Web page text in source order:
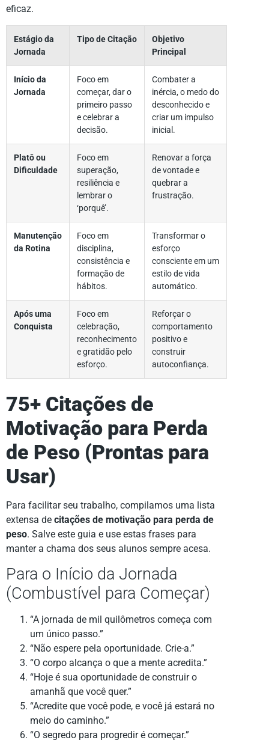
eficaz.
Estágio da
Jornada
Tipo de Citação
Objetivo
Principal
Início da
Jornada
Foco em
começar, dar o
primeiro passo
e celebrar a
decisão.
Combater a
inércia, o medo do
desconhecido e
criar um impulso
inicial.
Platô ou
Dificuldade
Foco em
superação,
resiliência e
lembrar o
‘porquê’.
Renovar a força
de vontade e
quebrar a
frustração.
Manutenção
da Rotina
Foco em
disciplina,
consistência e
formação de
hábitos.
Transformar o
esforço
consciente em um
estilo de vida
automático.
Após uma
Conquista
Foco em
celebração,
reconhecimento
e gratidão pelo
esforço.
Reforçar o
comportamento
positivo e
construir
autoconfiança.
75+ Citações de
Motivação para Perda
de Peso (Prontas para
Usar)
Para facilitar seu trabalho, compilamos uma lista
extensa de citações de motivação para perda de
peso. Salve este guia e use estas frases para
manter a chama dos seus alunos sempre acesa.
Para o Início da Jornada
(Combustível para Começar)
“A jornada de mil quilômetros começa com
um único passo.”
“Não espere pela oportunidade. Crie-a.”
“O corpo alcança o que a mente acredita.”
“Hoje é sua oportunidade de construir o
amanhã que você quer.”
“Acredite que você pode, e você já estará no
meio do caminho.”
“O segredo para progredir é começar.”